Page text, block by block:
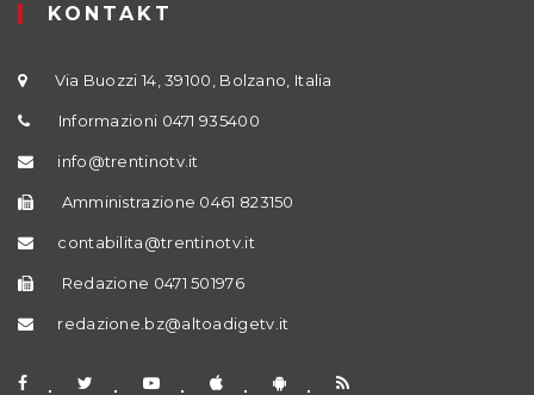
KONTAKT
Via Buozzi 14, 39100, Bolzano, Italia
Informazioni 0471 935400
info@trentinotv.it
Amministrazione 0461 823150
contabilita@trentinotv.it
Redazione 0471 501976
redazione.bz@altoadigetv.it